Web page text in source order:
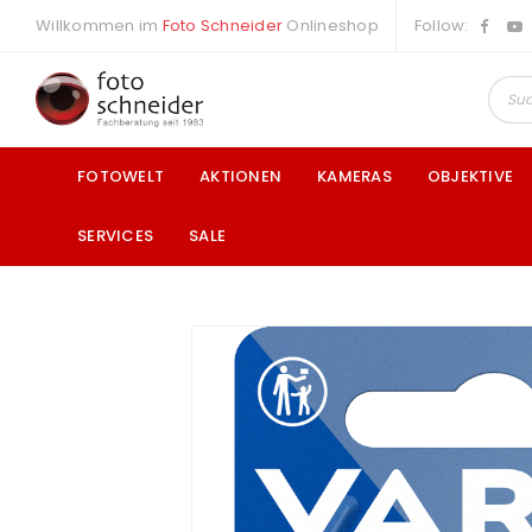
Willkommen im Foto Schneider Onlineshop Follow:
FOTOWELT AKTIONEN KAMERAS OBJEKTIVE
SERVICES SALE